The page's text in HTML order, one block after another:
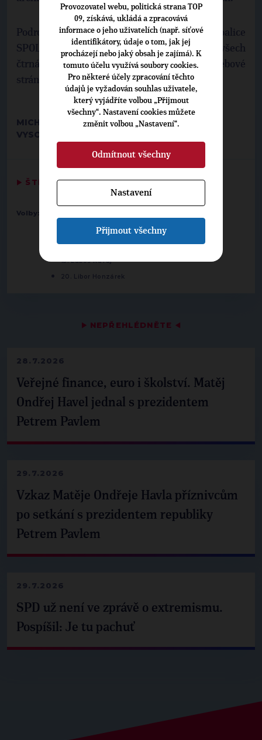
▶ NEPŘEHLÉDNĚTE ◀
28.7.2026
Veřejné finance, euro i školství. Matěj
Ondřej Havel jednal s prezidentem
Petrem Pavlem
29.7.2026
Vzkaz Matěje Ondřeje Havla příznivcům
po setkání s prezidentem republiky
Petrem Pavlem
29.7.2026
SPD už není ve zprávě o extremismu.
Pospíšil: Je tu pachuť
Podrobné informace o volebním programu koalice
SPOLU a kompletní kandidátní listiny ze všech
čtrnácti volebních krajů lze nalézt na webové
stránce
spolu21.cz.
MICHAEL KUBÍK, KRAJSKÝ MANAŽER TOP 09
VYSOČINA
▶ ŠTÍTKY◀
Volby:
5. Martina Ochodnická
10. Lenka Šimo
15. Luboš Rafaj
20. Libor Honzárek
Provozovatel webu, politická strana TOP
09, získává, ukládá a zpracovává
informace o jeho uživatelích (např. síťové
identifikátory, údaje o tom, jak jej
procházejí nebo jaký obsah je zajímá). K
tomuto účelu využívá soubory cookies.
Pro některé účely zpracování těchto
údajů je vyžadován souhlas uživatele,
který vyjádříte volbou „Přijmout
všechny“. Nastavení cookies můžete
změnit volbou „Nastavení“.
Odmítnout všechny
Nastavení
Přijmout všechny